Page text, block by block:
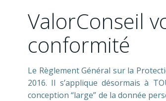
ValorConseil
conformité
Le Règlement Général sur la
2016. Il s’applique désormais à
conception “large” de la donnée